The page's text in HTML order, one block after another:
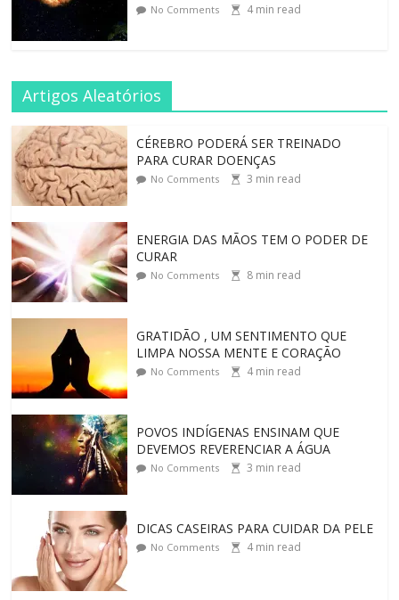
No Comments 4min read
Artigos Aleatórios
CÉREBRO PODERÁ SER TREINADO
PARA CURAR DOENÇAS
No Comments 3 min read
ENERGIA DAS MÃOS TEM O PODER DE
CURAR
No Comments 8 min read
GRATIDÃO , UM SENTIMENTO QUE
LIMPA NOSSA MENTE E CORAÇÃO
No Comments 4min read
POVOS INDÍGENAS ENSINAM QUE
DEVEMOS REVERENCIAR A ÁGUA
No Comments 3 min read
DICAS CASEIRAS PARA CUIDAR DA PELE
No Comments 4min read